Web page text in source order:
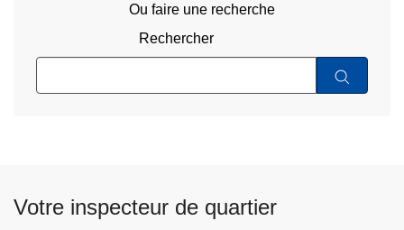
Ou faire une recherche
Rechercher
Votre inspecteur de quartier